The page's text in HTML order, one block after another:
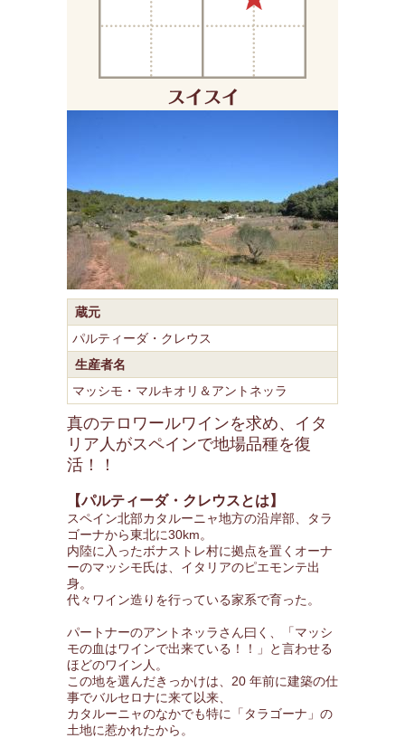
蔵元
パルティーダ・クレウス
生産者名
マッシモ・マルキオリ＆アントネッラ
真のテロワールワインを求め、イタ
リア人がスペインで地場品種を復
活！！
【パルティーダ・クレウスとは】
スペイン北部カタルーニャ地方の沿岸部、タラ
ゴーナから東北に30km。
内陸に入ったボナストレ村に拠点を置くオーナ
ーのマッシモ氏は、イタリアのピエモンテ出
身。
代々ワイン造りを行っている家系で育った。
パートナーのアントネッラさん曰く、「マッシ
モの血はワインで出来ている！！」と言わせる
ほどのワイン人。
この地を選んだきっかけは、20 年前に建築の仕
事でバルセロナに来て以来、
カタルーニャのなかでも特に「タラゴーナ」の
土地に惹かれたから。